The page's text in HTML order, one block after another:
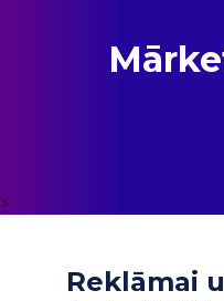
>
Reklāmai